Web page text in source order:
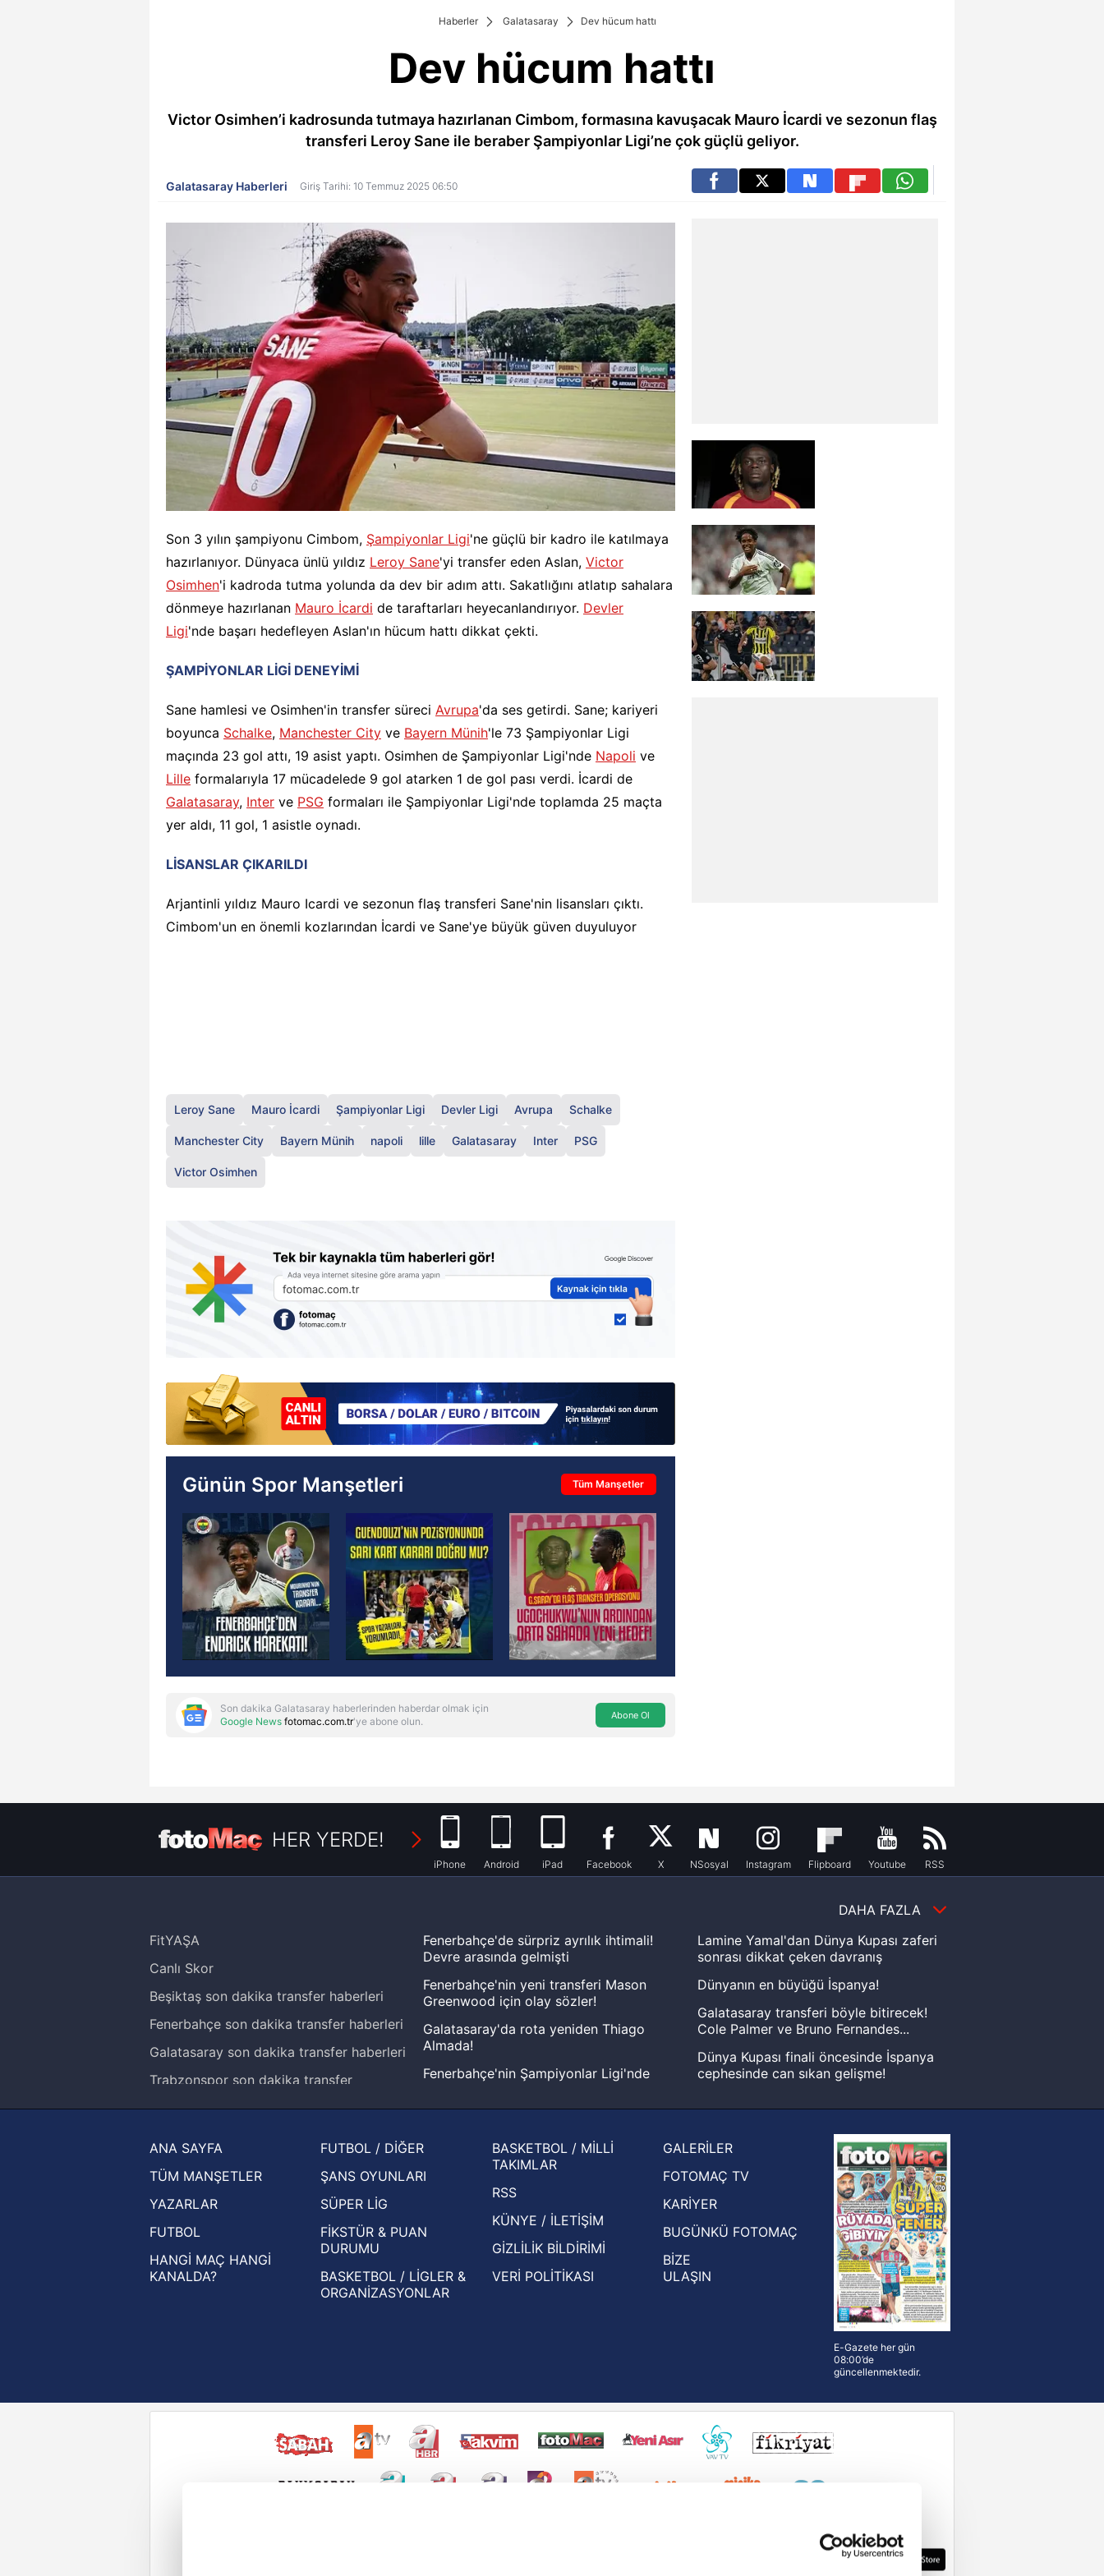
Reddet
Haberler Galatasaray Dev hücum hattı
Dev hücum hattı
Victor Osimhen’i kadrosunda tutmaya hazırlanan Cimbom, formasına kavuşacak Mauro İcardi ve sezonun flaş
transferi Leroy Sane ile beraber Şampiyonlar Ligi’ne çok güçlü geliyor.
Galatasaray Haberleri Giriş Tarihi: 10 Temmuz 2025 06:50
Son 3 yılın şampiyonu Cimbom, Şampiyonlar Ligi'ne güçlü bir kadro ile katılmaya
hazırlanıyor. Dünyaca ünlü yıldız Leroy Sane'yi transfer eden Aslan, Victor
Osimhen'i kadroda tutma yolunda da dev bir adım attı. Sakatlığını atlatıp sahalara
dönmeye hazırlanan Mauro İcardi de taraftarları heyecanlandırıyor. Devler
Ligi'nde başarı hedefleyen Aslan'ın hücum hattı dikkat çekti.
ŞAMPİYONLAR LİGİ DENEYİMİ
Sane hamlesi ve Osimhen'in transfer süreci Avrupa'da ses getirdi. Sane; kariyeri
boyunca Schalke, Manchester City ve Bayern Münih'le 73 Şampiyonlar Ligi
maçında 23 gol attı, 19 asist yaptı. Osimhen de Şampiyonlar Ligi'nde Napoli ve
Lille formalarıyla 17 mücadelede 9 gol atarken 1 de gol pası verdi. İcardi de
Galatasaray, Inter ve PSG formaları ile Şampiyonlar Ligi'nde toplamda 25 maçta
yer aldı, 11 gol, 1 asistle oynadı.
LİSANSLAR ÇIKARILDI
Arjantinli yıldız Mauro Icardi ve sezonun flaş transferi Sane'nin lisansları çıktı.
Cimbom'un en önemli kozlarından İcardi ve Sane'ye büyük güven duyuluyor
Leroy Sane Mauro İcardi Şampiyonlar Ligi Devler Ligi Avrupa Schalke
Manchester City Bayern Münih napoli lille Galatasaray Inter PSG
Victor Osimhen
Günün Spor Manşetleri Tüm Manşetler
Son dakika Galatasaray haberlerinden haberdar olmak için
Google News fotomac.com.tr'ye abone olun. Abone Ol
HER YERDE!
iPhone Android iPad Facebook X NSosyal Instagram Flipboard Youtube RSS
DAHA FAZLA
FitYAŞA
Canlı Skor
Beşiktaş son dakika transfer haberleri
Fenerbahçe son dakika transfer haberleri
Galatasaray son dakika transfer haberleri
Trabzonspor son dakika transfer
Ziraat Türkiye Kupası haberleri
UEFA Şampiyonlar Ligi haberleri
UEFA Avrupa Ligi haberleri
UEFA Konferans Ligi haberleri
Fenerbahçe'de sürpriz ayrılık ihtimali!
Devre arasında gelmişti
Fenerbahçe'nin yeni transferi Mason
Greenwood için olay sözler!
Galatasaray'da rota yeniden Thiago
Almada!
Fenerbahçe'nin Şampiyonlar Ligi'nde
Zabrze'yi elerlerse...
basından gündem olan manşetler!
Beşiktaş'ın UEFA Avrupa Ligi'nde 3. Ön
Eleme Turu muhtemel rakipleri belli oldu!
Lamine Yamal'dan Dünya Kupası zaferi
sonrası dikkat çeken davranış
Dünyanın en büyüğü İspanya!
Galatasaray transferi böyle bitirecek!
Cole Palmer ve Bruno Fernandes...
Dünya Kupası finali öncesinde İspanya
cephesinde can sıkan gelişme!
Hernan Crespo, Meksika Ligi
ekiplerinden Atlas'ın yeni teknik direktörü
oldu
ANA SAYFA
TÜM MANŞETLER
YAZARLAR
FUTBOL
HANGİ MAÇ HANGİ
KANALDA?
FUTBOL / DİĞER
ŞANS OYUNLARI
SÜPER LİG
FİKSTÜR & PUAN
DURUMU
BASKETBOL / LİGLER &
ORGANİZASYONLAR
BASKETBOL / MİLLİ
TAKIMLAR
RSS
KÜNYE / İLETİŞİM
GİZLİLİK BİLDİRİMİ
VERİ POLİTİKASI
GALERİLER
FOTOMAÇ TV
KARİYER
BUGÜNKÜ FOTOMAÇ
BİZE
ULAŞIN
E-Gazete her gün
08:00’de
güncellenmektedir.